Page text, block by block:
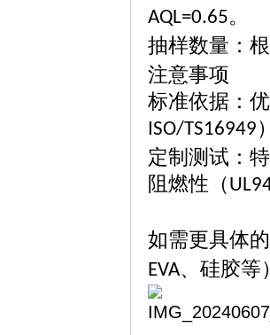
AQL=0.65。
抽样数量：
注意事项
标准依据：
ISO/TS16949
定制测试：
阻燃性（
如需更具体
EVA、硅胶等